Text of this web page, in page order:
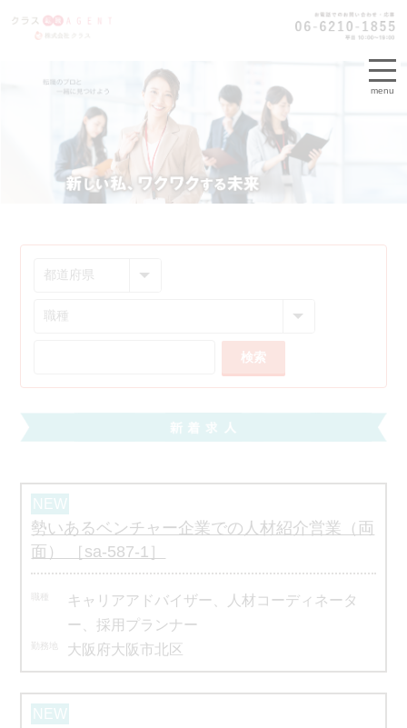
menu
検索
勢いあるベンチャー企業での人材紹介営業（両
面） ［sa-587-1］
キャリアアドバイザー、人材コーディネータ
ー、採用プランナー
大阪府大阪市北区